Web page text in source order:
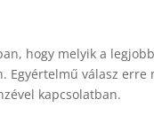
hogy melyik a
Egyértelmű válasz
kapcsolatban.